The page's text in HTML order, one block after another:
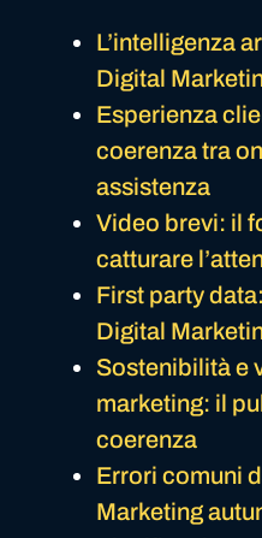
L’intelligenza
Digital
Esperienza
coerenza tra
assistenza
Video brevi: il
catturare
First party
Digital
Sostenibilità e
marketing: il
coerenza
Errori comuni
Marketing